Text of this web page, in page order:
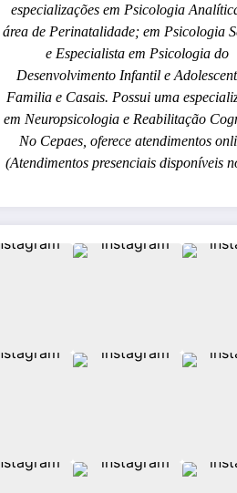
especializações em Psicologia
área de Perinatalidade; em Psicologia
e Especialista em Psicologia do
Desenvolvimento Infantil e
Familia e Casais. Possui uma
em Neuropsicologia e Reabilitação
No Cepaes, oferece atendimentos
(Atendimentos presenciais disponíveis